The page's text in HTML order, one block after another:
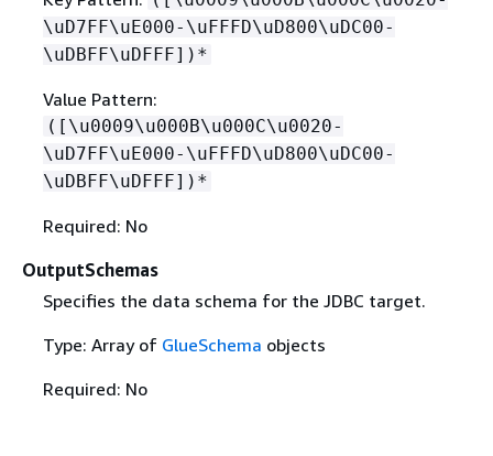
\uD7FF\uE000-\uFFFD\uD800\uDC00-
\uDBFF\uDFFF])*
Value Pattern:
([\u0009\u000B\u000C\u0020-
\uD7FF\uE000-\uFFFD\uD800\uDC00-
\uDBFF\uDFFF])*
Required: No
OutputSchemas
Specifies the data schema for the JDBC target.
Type: Array of GlueSchema objects
Required: No